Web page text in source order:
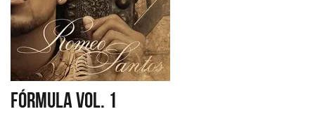
FÓRMULA VOL. 1